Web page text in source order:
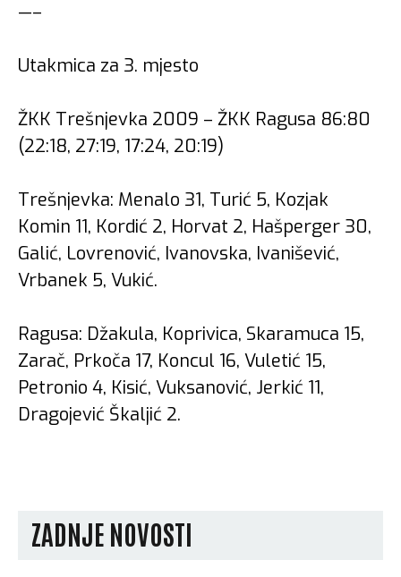
—–
Utakmica za 3. mjesto
ŽKK Trešnjevka 2009 – ŽKK Ragusa 86:80
(22:18, 27:19, 17:24, 20:19)
Trešnjevka: Menalo 31, Turić 5, Kozjak
Komin 11, Kordić 2, Horvat 2, Hašperger 30,
Galić, Lovrenović, Ivanovska, Ivanišević,
Vrbanek 5, Vukić.
Ragusa: Džakula, Koprivica, Skaramuca 15,
Zarač, Prkoča 17, Koncul 16, Vuletić 15,
Petronio 4, Kisić, Vuksanović, Jerkić 11,
Dragojević Škaljić 2.
ZADNJE NOVOSTI